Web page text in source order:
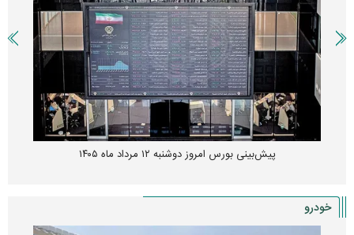
پیش‌بینی بورس امروز دوشنبه ۱۲ مرداد ماه ۱۴۰۵
خودرو